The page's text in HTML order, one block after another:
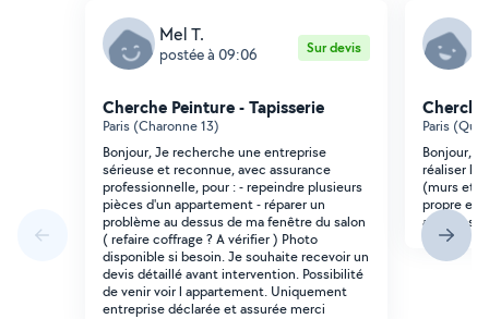
Mel T.
postée à 09:06 Sur devis
Cherche Peinture - Tapisserie
Paris (Charonne 13)
Bonjour, Je recherche une entreprise
sérieuse et reconnue, avec assurance
professionnelle, pour : - repeindre plusieurs
pièces d'un appartement - réparer un
problème au dessus de ma fenêtre du salon
( refaire coffrage ? A vérifier ) Photo
disponible si besoin. Je souhaite recevoir un
devis détaillé avant intervention. Possibilité
de venir voir l appartement. Uniquement
entreprise déclarée et assurée merci
Paris
Bonjour,
réaliser la
(murs et
propre et
avec vos